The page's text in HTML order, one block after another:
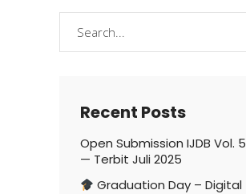
Recent Posts
Open Submission IJDB Vol.
— Terbit Juli 2025
Graduation Day – Digital